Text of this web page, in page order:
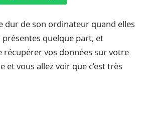
dur de son ordinateur quand elles
présentes quelque part, et
récupérer vos données sur votre
vous allez voir que c’est très